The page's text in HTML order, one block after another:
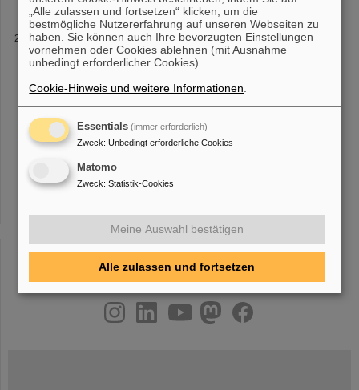
Beschleunigerstrahlenschutz (ARP)
llbereiche" sind die Zugangsvoraussetzungen fürGSI-Mitarbeiter
aber auch
und Gäste aufgelistet. Haben
Sie als GSI-Mitarbeiterein Experiment außerhalb der GSI, so
Fremdfirmen-Mitarbeiterund auch Gäste Online-Unterweisungen
Personendosimetrie Online-Anträge (z.B
« 1 2 3 4 5 6 7 8 9 10 .... »
youtubehelmholtz.socialfacebook
„Alle zulassen und fortsetzen“ klicken, um die
bestmögliche Nutzererfahrung auf unseren Webseiten zu
haben. Sie können auch Ihre bevorzugten Einstellungen
vornehmen oder Cookies ablehnen (mit Ausnahme
unbedingt erforderlicher Cookies).
Cookie-Hinweis und weitere Informationen
Essentials (immer erforderlich)
Zweck: Unbedingt erforderliche Cookies
Matomo
Zweck: Statistik-Cookies
Meine Auswahl bestätigen
Alle zulassen und fortsetzen